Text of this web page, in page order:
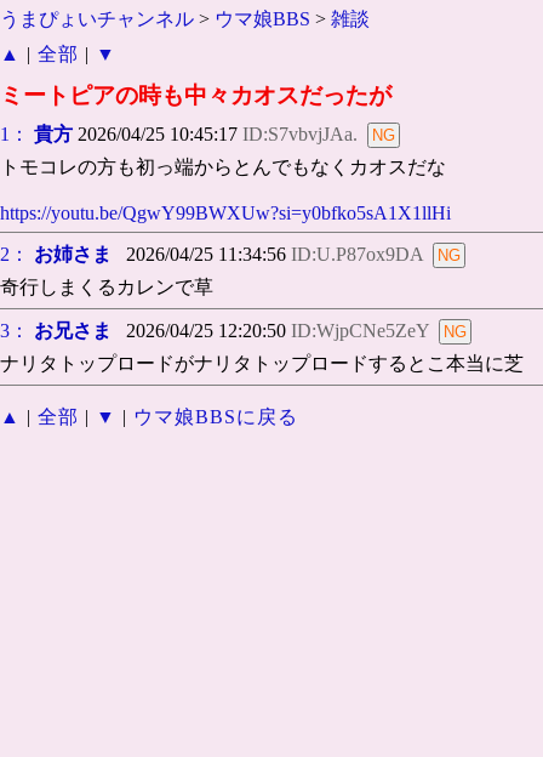
うまぴょいチャンネル > ウマ娘BBS > 雑談
▲
| 全部 | ▼
ミートピアの時も中々カオスだったが
1： 貴方 2026/04/25 10:45:17 ID:S7vbvjJAa.
トモコレの方も初っ端からとんでもなくカオスだな
https://youtu.be/QgwY99BWXUw?si=y0bfko5sA1X1llHi
2：
お姉さま 2026/04/25 11:34:56 ID:U.P87ox9DA
奇行しまくるカレンで草
3： お兄さま 2026/04/25 12:20:50 ID:WjpCNe5ZeY
ナリタトップロードがナリタトップロードするとこ本当に芝
▲ | 全部 | ▼ | ウマ娘BBSに戻る